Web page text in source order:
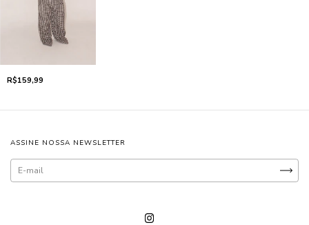
R$159,99
ASSINE NOSSA NEWSLETTER